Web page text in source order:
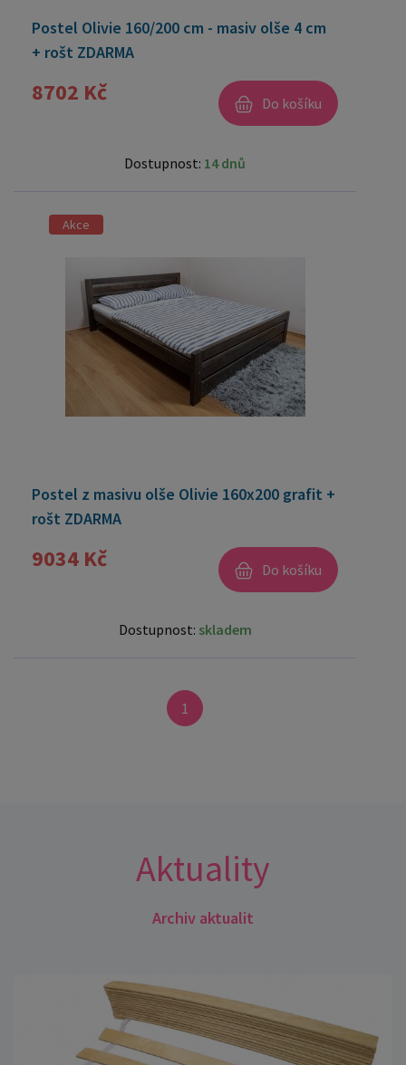
Postel Olivie 160/200 cm - masiv olše 4 cm
+ rošt ZDARMA
8702 Kč Do košíku
Dostupnost: 14 dnů
Akce
Postel z masivu olše Olivie 160x200 grafit +
rošt ZDARMA
9034 Kč Do košíku
Dostupnost: skladem
1
Aktuality
Archiv aktualit